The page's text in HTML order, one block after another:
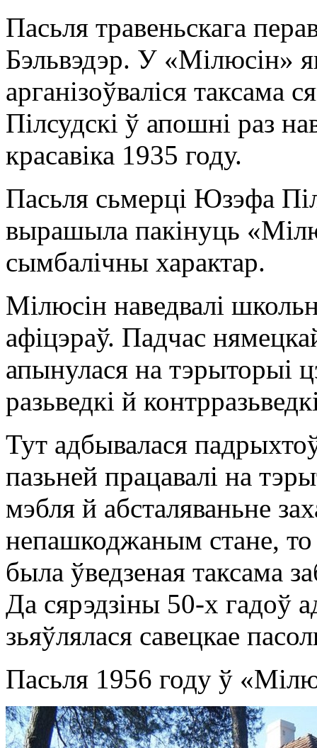
Пасьля травеньскага
Бэльвэдэр. У «Мілюсін»
арганізоўваліся
Пілсудскі ў апошні раз
красавіка 1935 году.
Пасьля сьмерці Юзэфа
вырашыла пакінуць
сымбалічны характар.
Мілюсін наведвалі
афіцэраў. Падчас
апынулася на тэрыторыі
разьведкі й
Тут адбывалася
пазьней працавалі на
мэбля й абсталяваньне
непашкоджаным стане, то
была ўведзеная таксама
Да сярэдзіны 50-х гадоў
зьяўлялася савецкае
Пасьля 1956 году ў